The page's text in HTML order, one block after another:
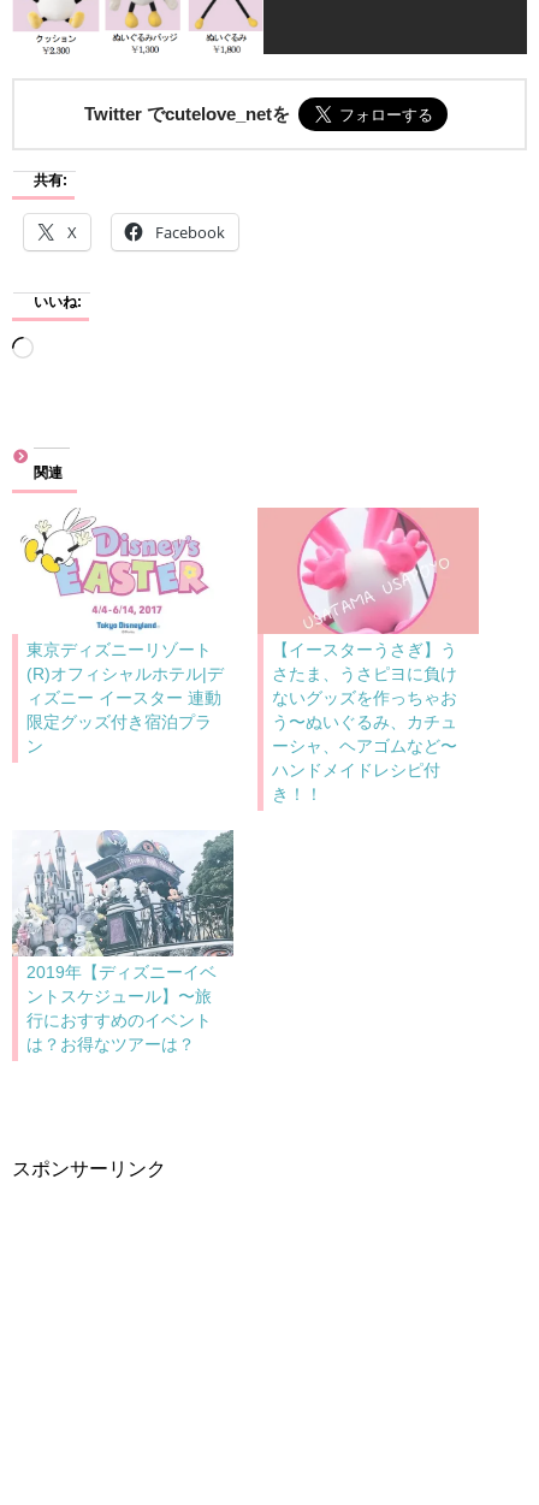
Twitter でcutelove_netを
共有:
X Facebook
いいね:
読
み
中…
関連
東京ディズニーリゾート
(R)オフィシャルホテル|デ
ィズニー イースター 連動
限定グッズ付き宿泊プラ
ン
【イースターうさぎ】う
さたま、うさピヨに負け
ないグッズを作っちゃお
う〜ぬいぐるみ、カチュ
ーシャ、ヘアゴムなど〜
ハンドメイドレシピ付
き！！
2019年【ディズニーイベ
ントスケジュール】〜旅
行におすすめのイベント
は？お得なツアーは？
スポンサーリンク